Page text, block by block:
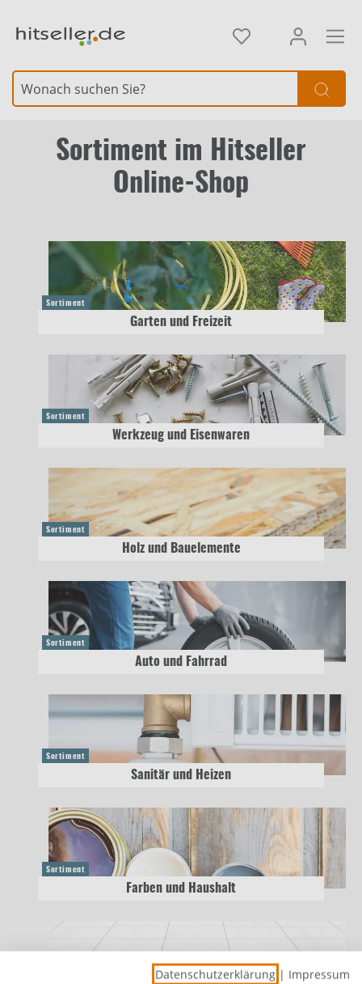
Sortiment im Hitseller
Online-Shop
Sortiment
Garten und Freizeit
Sortiment
Werkzeug und Eisenwaren
Sortiment
Holz und Bauelemente
Sortiment
Auto und Fahrrad
Sortiment
Sanitär und Heizen
Sortiment
Farben und Haushalt
Datenschutzerklärung | Impressum